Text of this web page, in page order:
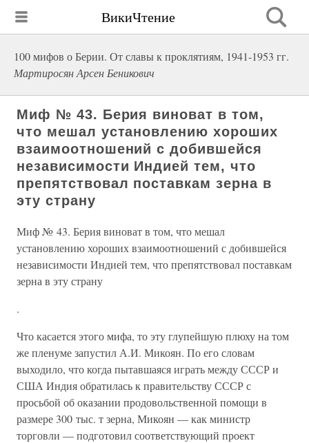
ВикиЧтение
100 мифов о Берии. От славы к проклятиям, 1941-1953 гг.
Мартиросян Арсен Беникович
Миф № 43. Берия виноват в том,
что мешал установлению хороших
взаимоотношений с добившейся
независимости Индией тем, что
препятствовал поставкам зерна в
эту страну
Миф № 43. Берия виноват в том, что мешал
установлению хороших взаимоотношений с добившейся
независимости Индией тем, что препятствовал поставкам
зерна в эту страну
.
Что касается этого мифа, то эту глупейшую плюху на том
же пленуме запустил А.И. Микоян. По его словам
выходило, что когда пытавшаяся играть между СССР и
США Индия обратилась к правительству СССР с
просьбой об оказании продовольственной помощи в
размере 300 тыс. т зерна, Микоян — как министр
торговли — подготовил соответствующий проект